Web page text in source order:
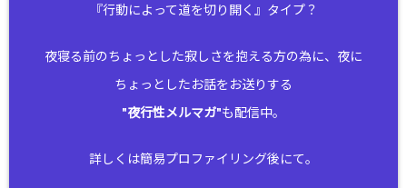
『行動によって道を切り開く』タイプ？
夜寝る前のちょっとした寂しさを抱える方の為に、夜に
ちょっとしたお話をお送りする
"夜行性メルマガ"も配信中。
詳しくは簡易プロファイリング後にて。